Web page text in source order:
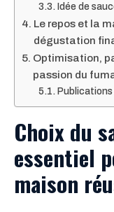
Idée de
Le repos et la
dégustation
Optimisation,
passion du
Publications
Choix du
essentiel
maison